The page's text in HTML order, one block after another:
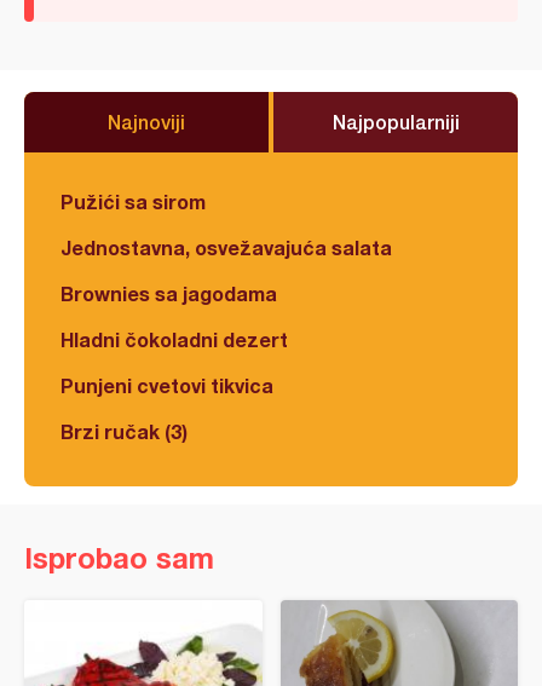
Najnoviji Najpopularniji
Pužići sa sirom
Jednostavna, osvežavajuća salata
Brownies sa jagodama
Hladni čokoladni dezert
Punjeni cvetovi tikvica
Brzi ručak (3)
Isprobao sam